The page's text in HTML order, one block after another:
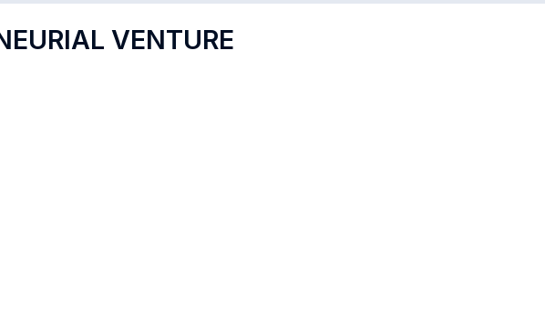
VENTURE